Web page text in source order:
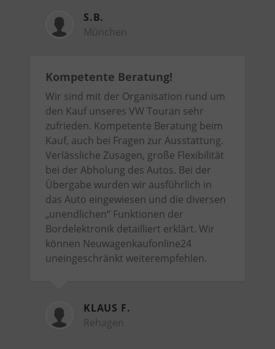
S.B.
München
Kompetente Beratung!
Wir sind mit der Organisation rund um
den Kauf unseres VW Touran sehr
zufrieden. Kompetente Beratung beim
Kauf, auch bei Fragen zur Ausstattung.
Verlässliche Zusagen, große Flexibilität
bei der Abholung des Autos. Bei der
Übergabe wurden wir ausführlich in
das Auto eingewiesen und die diversen
„unendlichen“ Funktionen der
Bordelektronik detailliert erklärt. Wir
können Neuwagenkaufonline24
uneingeschränkt weiterempfehlen.
KLAUS F.
Rehagen